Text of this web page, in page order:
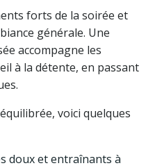
forts de la soirée et
générale. Une
accompagne les
à la détente, en passant
voici quelques
doux et entraînants à